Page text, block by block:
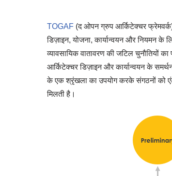
TOGAF (द ओपन ग्रुप आर्किटेक्चर
डिज़ाइन, योजना, कार्यान्वयन और नियमन
व्यावसायिक वातावरण की जटिल चुनौतियों
आर्किटेक्चर डिज़ाइन और कार्यान्वयन के
के एक श्रृंखला का उपयोग करके संगठनों को
मिलती है।